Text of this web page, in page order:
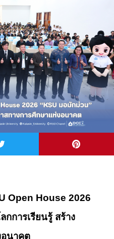
Open House 2026
กการเรียนรู้ สร้าง
อนาคต